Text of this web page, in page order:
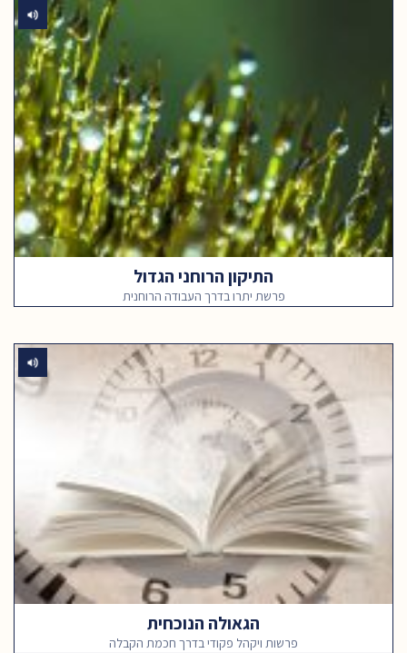
התיקון הרוחני הגדול
פרשת יתרו בדרך העבודה הרוחנית
הגאולה הנוכחית
פרשות ויקהל פקודי בדרך חכמת הקבלה